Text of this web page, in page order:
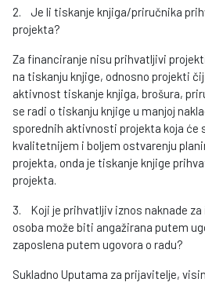
2. Je li tiskanje knjiga/priručnika
projekta?
Za financiranje nisu prihvatljivi
na tiskanju knjige, odnosno projekti
aktivnost tiskanje knjiga, brošura,
se radi o tiskanju knjige u manjoj
sporednih aktivnosti projekta koja će
kvalitetnijem i boljem ostvarenju
projekta, onda je tiskanje knjige
projekta.
3. Koji je prihvatljiv iznos naknade
osoba može biti angažirana putem
zaposlena putem ugovora o radu?
Sukladno Uputama za prijavitelje,